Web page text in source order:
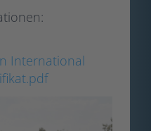
International